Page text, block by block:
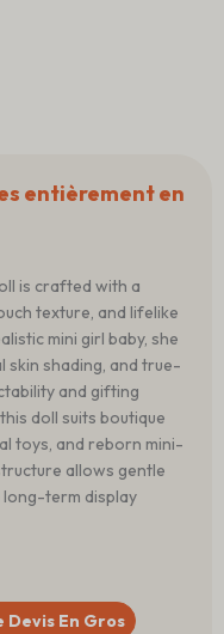
entièrement en
is crafted with a
texture, and lifelike
mini girl baby, she
skin shading, and true-
and gifting
doll suits boutique
toys, and reborn mini-
allows gentle
term display
Devis En Gros